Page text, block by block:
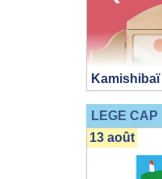
Kamishibaï
LEGE CAP
13 août